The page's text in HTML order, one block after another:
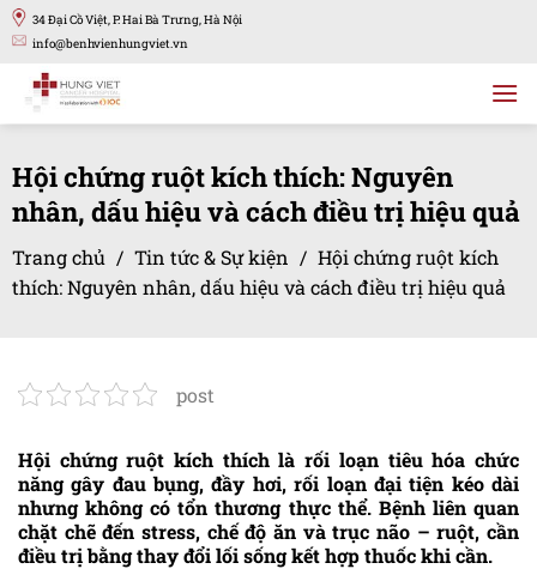
Bỏ
qua
dung
34 Đại Cồ Việt, P. Hai Bà Trưng, Hà Nội
info@benhvienhungviet.vn
Hội chứng ruột kích thích: Nguyên
nhân, dấu hiệu và cách điều trị hiệu quả
Trang chủ / Tin tức & Sự kiện / Hội chứng ruột kích
thích: Nguyên nhân, dấu hiệu và cách điều trị hiệu quả
post
Hội chứng ruột kích thích là rối loạn tiêu hóa chức
năng gây đau bụng, đầy hơi, rối loạn đại tiện kéo dài
nhưng không có tổn thương thực thể. Bệnh liên quan
chặt chẽ đến stress, chế độ ăn và trục não – ruột, cần
điều trị bằng thay đổi lối sống kết hợp thuốc khi cần.